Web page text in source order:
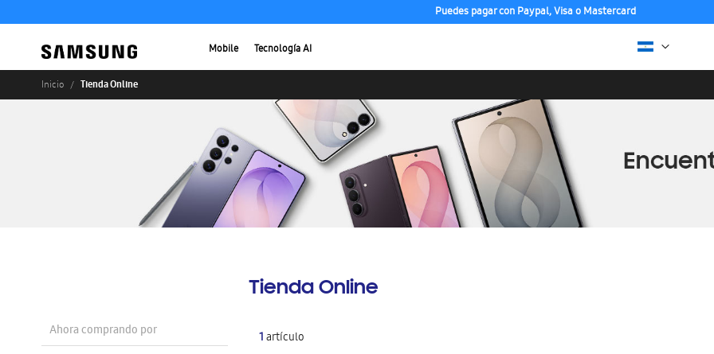
Puedes pagar con Paypal, Visa o Mastercard
Mobile Tecnología AI
Inicio Tienda Online
Tienda Online
1artículo
Ahora comprando por